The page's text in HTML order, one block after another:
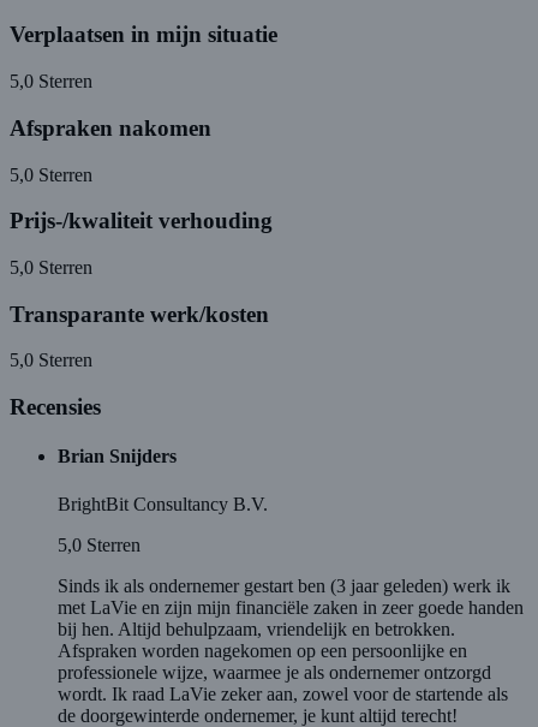
Verplaatsen in mijn situatie
5,0 Sterren
Afspraken nakomen
5,0 Sterren
Prijs-/kwaliteit verhouding
5,0 Sterren
Transparante werk/kosten
5,0 Sterren
Recensies
Brian Snijders
BrightBit Consultancy B.V.
5,0 Sterren
Sinds ik als ondernemer gestart ben (3 jaar geleden) werk ik
met LaVie en zijn mijn financiële zaken in zeer goede handen
bij hen. Altijd behulpzaam, vriendelijk en betrokken.
Afspraken worden nagekomen op een persoonlijke en
professionele wijze, waarmee je als ondernemer ontzorgd
wordt. Ik raad LaVie zeker aan, zowel voor de startende als
de doorgewinterde ondernemer, je kunt altijd terecht!